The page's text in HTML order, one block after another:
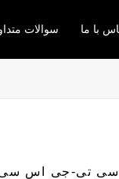
سوالات با ما
سی تی-جی اس سی-